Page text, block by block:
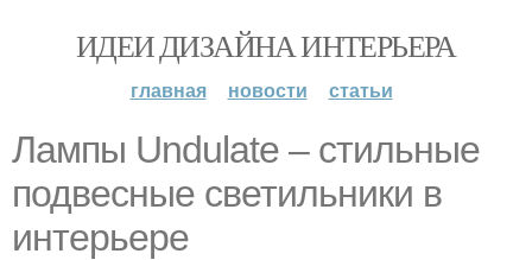
ИДЕИ ДИЗАЙНА ИНТЕРЬЕРА
главная новости статьи
Лампы Undulate – стильные
подвесные светильники в
интерьере